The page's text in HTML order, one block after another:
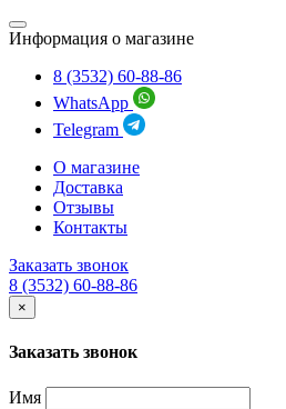
Информация о магазине
8 (3532) 60-88-86
WhatsApp
Telegram
О магазине
Доставка
Отзывы
Контакты
Заказать звонок
8 (3532) 60-88-86
×
Заказать звонок
Имя